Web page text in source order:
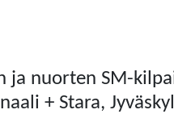
ja nuorten SM-
+ Stara,